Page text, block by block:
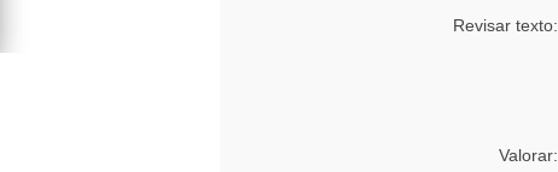
Revisar texto:
Valorar: